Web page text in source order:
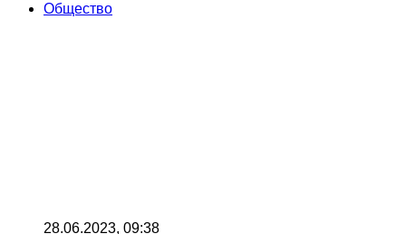
Общество
28.06.2023, 09:38